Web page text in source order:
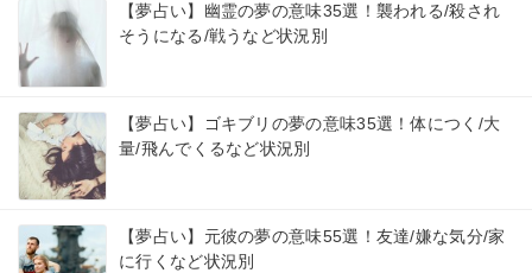
【夢占い】幽霊の夢の意味35選！襲われる/殺され
そうになる/戦うなど状況別
【夢占い】ゴキブリの夢の意味35選！体につく/大
量/飛んでくるなど状況別
【夢占い】元彼の夢の意味55選！友達/嫌な気分/家
に行くなど状況別